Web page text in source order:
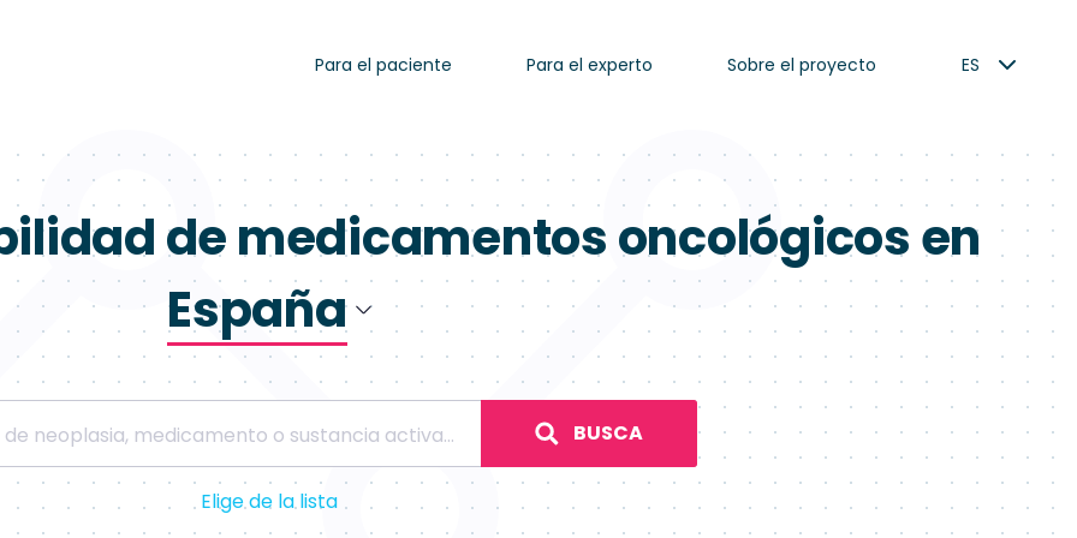
Para el paciente Para el experto Sobre el proyecto ES
de medicamentos oncológicos en
España
Polonia
BUSCA
Elige de la lista